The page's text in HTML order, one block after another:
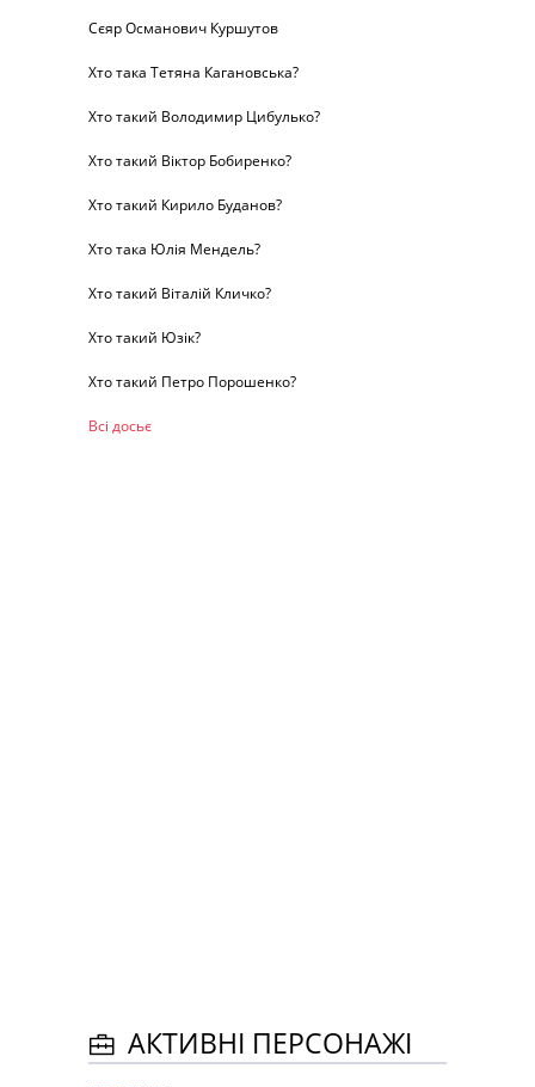
Сєяр Османович Куршутов
Хто така Тетяна Кагановська?
Хто такий Володимир Цибулько?
Хто такий Віктор Бобиренко?
Хто такий Кирило Буданов?
Хто така Юлія Мендель?
Хто такий Віталій Кличко?
Хто такий Юзік?
Хто такий Петро Порошенко?
Всі досьє
АКТИВНІ ПЕРСОНАЖІ